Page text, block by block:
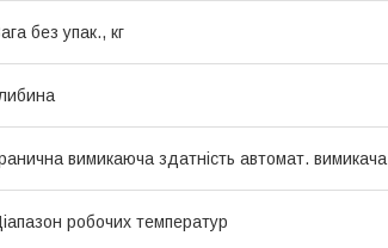
без упак., кг
вимикаюча здатність автомат. вимикача
робочих температур